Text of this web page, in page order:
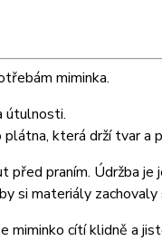
miminka.
útulnosti.
plátna, která drží tvar a
před praním. Údržba je
si materiály
miminko cítí klidně a